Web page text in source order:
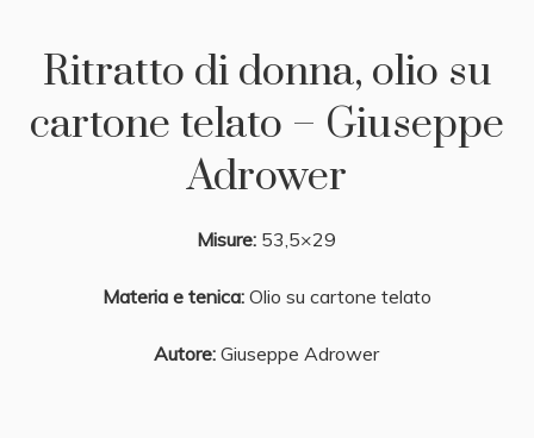
Ritratto di donna, olio su
cartone telato – Giuseppe
Adrower
Misure: 53,5×29
Materia e tenica:Olio su cartone telato
Autore:Giuseppe Adrower